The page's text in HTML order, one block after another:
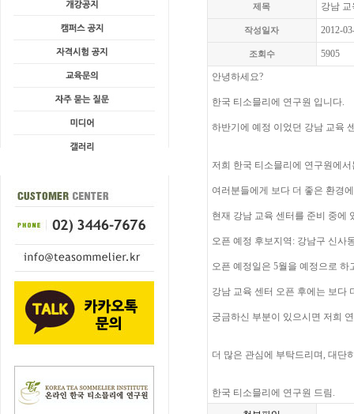
제목 강남 교
작성일자 2012-
조회수 5905
안녕하세요?
한국 티소믈리에 연구원 입니다.
하반기에 예정 이었던 강남 교육
저희 한국 티소믈리에 연구원에
여러분들에게 보다 더 좋은 환경
현재 강남 교육 센터를 준비 중에
오픈 예정 후보지역: 강남구 신사
오픈 예정일은 5월을 예정으로
강남 교육 센터 오픈 후에는 보다
궁금하신 부분이 있으시면 저희
더 많은 관심에 부탁드리며, 대단
한국 티소믈리에 연구원 드림.